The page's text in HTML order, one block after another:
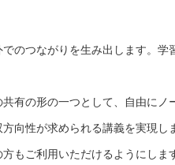
のつながりを生み出します。
有の形の一つとして、自由にノ
向性が求められる講義を実現し
もご利用いただけるようにしま